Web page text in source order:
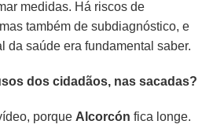
medidas. Há riscos de
também de subdiagnóstico, e
da saúde era fundamental saber.
dos cidadãos, nas sacadas?
porque Alcorcón fica longe.